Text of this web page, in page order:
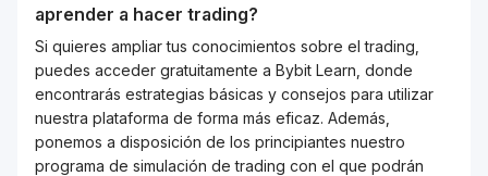
aprender a hacer trading?
Si quieres ampliar tus conocimientos sobre el trading,
puedes acceder gratuitamente a Bybit Learn, donde
encontrarás estrategias básicas y consejos para utilizar
nuestra plataforma de forma más eficaz. Además,
ponemos a disposición de los principiantes nuestro
programa de simulación de trading con el que podrán